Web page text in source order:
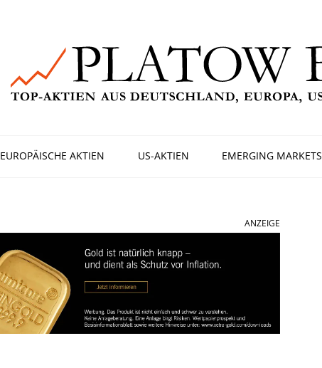
EUROPÄISCHE AKTIEN US-AKTIEN EMERGING MARKETS
ANZEIGE